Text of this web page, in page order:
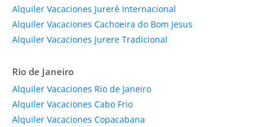
Alquiler Vacaciones Jurerê Internacional
Alquiler Vacaciones Cachoeira do Bom Jesus
Alquiler Vacaciones Jurere Tradicional
Rio de Janeiro
Alquiler Vacaciones Rio de Janeiro
Alquiler Vacaciones Cabo Frio
Alquiler Vacaciones Copacabana